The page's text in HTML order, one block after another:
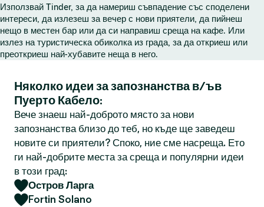
Използвай Tinder, за да намериш съвпадение със споделени
интереси, да излезеш за вечер с нови приятели, да пийнеш
нещо в местен бар или да си направиш среща на кафе. Или
излез на туристическа обиколка из града, за да откриеш или
преоткриеш най-хубавите неща в него.
Няколко идеи за запознанства в/ъв
Пуерто Кабело:
Вече знаеш най-доброто място за нови
запознанства близо до теб, но къде ще заведеш
новите си приятели? Споко, ние сме насреща. Ето
ги най-добрите места за среща и популярни идеи
в този град:
Остров Ларга
Fortin Solano